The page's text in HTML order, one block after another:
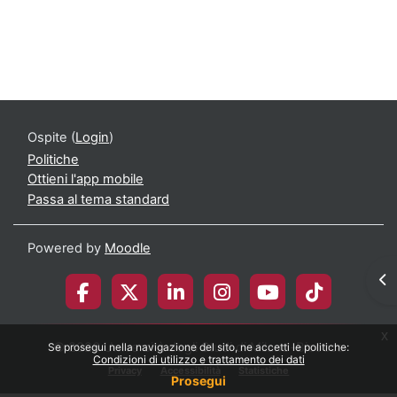
Se prosegui nella navigazione del sito, ne accetti le politiche:
Condizioni di utilizzo e trattamento dei dati
Prosegui
x
Ospite (Login)
Politiche
Ottieni l'app mobile
Passa al tema standard
Powered by Moodle
© 2026 Università degli Studi di Milano-Bicocca